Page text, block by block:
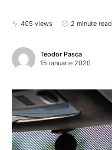
405 views 2 minute read
Teodor Pasca
15 ianuarie 2020